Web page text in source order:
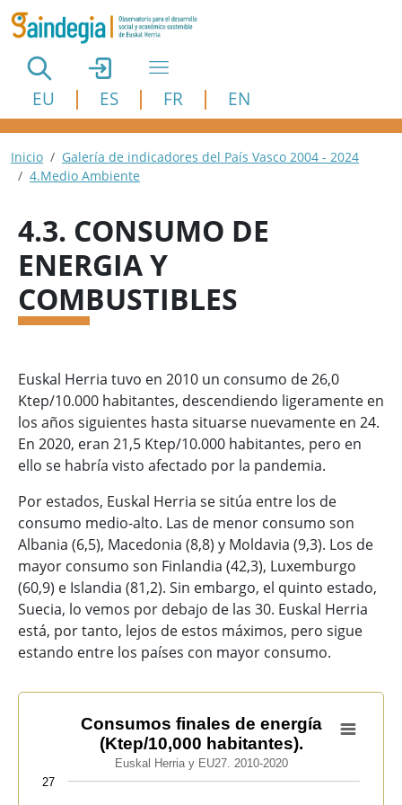
Pasar al contenido principal
EU ES FR EN
Ruta de navegación
Inicio
Galería de indicadores del País Vasco 2004 - 2024
4.Medio Ambiente
4.3. CONSUMO DE
ENERGIA Y
COMBUSTIBLES
Euskal Herria tuvo en 2010 un consumo de 26,0
Ktep/10.000 habitantes, descendiendo ligeramente en
los años siguientes hasta situarse nuevamente en 24.
En 2020, eran 21,5 Ktep/10.000 habitantes, pero en
ello se habría visto afectado por la pandemia.
Por estados, Euskal Herria se sitúa entre los de
consumo medio-alto. Las de menor consumo son
Albania (6,5), Macedonia (8,8) y Moldavia (9,3). Los de
mayor consumo son Finlandia (42,3), Luxemburgo
(60,9) e Islandia (81,2). Sin embargo, el quinto estado,
Suecia, lo vemos por debajo de las 30. Euskal Herria
está, por tanto, lejos de estos máximos, pero sigue
estando entre los países con mayor consumo.
Consumos finales de energía (Ktep/10,000 habitantes).
Line chart with 2 lines.
Euskal Herria y EU27. 2010-2020
Consumos finales de energía
(Ktep/10,000 habitantes).
Euskal Herria y EU27. 2010-2020
27